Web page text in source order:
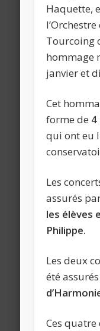
Haquette,
Tourcoing
hommage
janvier et
Cet
forme de
qui ont eu
Les
assurés
les élèves
Philippe.
Les deux
été
Ces